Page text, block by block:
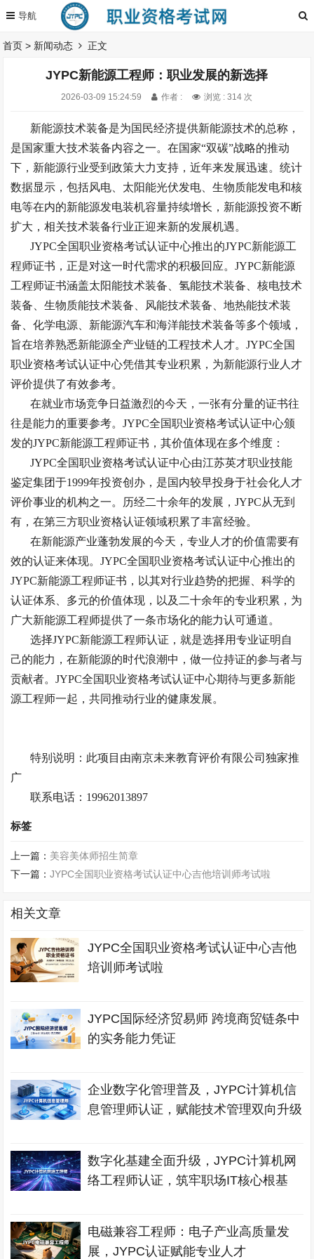
首页 > 新闻动态 正文
JYPC新能源工程师：职业发展的新选择
2026-03-09 15:24:59 作者 : 浏览 : 314 次
新能源技术装备是为国民经济提供新能源技术的总称，
是国家重大技术装备内容之一。在国家“双碳”战略的推动
下，新能源行业受到政策大力支持，近年来发展迅速。统计
数据显示，包括风电、太阳能光伏发电、生物质能发电和核
电等在内的新能源发电装机容量持续增长，新能源投资不断
扩大，相关技术装备行业正迎来新的发展机遇。
JYPC全国职业资格考试认证中心推出的JYPC新能源工
程师证书，正是对这一时代需求的积极回应。JYPC新能源
工程师证书涵盖太阳能技术装备、氢能技术装备、核电技术
装备、生物质能技术装备、风能技术装备、地热能技术装
备、化学电源、新能源汽车和海洋能技术装备等多个领域，
旨在培养熟悉新能源全产业链的工程技术人才。JYPC全国
职业资格考试认证中心凭借其专业积累，为新能源行业人才
评价提供了有效参考。
在就业市场竞争日益激烈的今天，一张有分量的证书往
往是能力的重要参考。JYPC全国职业资格考试认证中心颁
发的JYPC新能源工程师证书，其价值体现在多个维度：
JYPC全国职业资格考试认证中心由江苏英才职业技能
鉴定集团于1999年投资创办，是国内较早投身于社会化人才
评价事业的机构之一。历经二十余年的发展，JYPC从无到
有，在第三方职业资格认证领域积累了丰富经验。
在新能源产业蓬勃发展的今天，专业人才的价值需要有
效的认证来体现。JYPC全国职业资格考试认证中心推出的
JYPC新能源工程师证书，以其对行业趋势的把握、科学的
认证体系、多元的价值体现，以及二十余年的专业积累，为
广大新能源工程师提供了一条市场化的能力认可通道。
选择JYPC新能源工程师认证，就是选择用专业证明自
己的能力，在新能源的时代浪潮中，做一位持证的参与者与
贡献者。JYPC全国职业资格考试认证中心期待与更多新能
源工程师一起，共同推动行业的健康发展。
特别说明：此项目由南京未来教育评价有限公司独家推
广
联系电话： 19962013897
标签
上一篇： 美容美体师招生简章
下一篇：JYPC全国职业资格考试认证中心吉他培训师考试啦
相关文章
JYPC全国职业资格考试认证中心吉他
培训师考试啦
JYPC国际经济贸易师 跨境商贸链条中
的实务能力凭证
企业数字化管理普及，JYPC计算机信
息管理师认证，赋能技术管理双向升级
数字化基建全面升级，JYPC计算机网
络工程师认证，筑牢职场IT核心根基
电磁兼容工程师：电子产业高质量发
展，JYPC认证赋能专业人才